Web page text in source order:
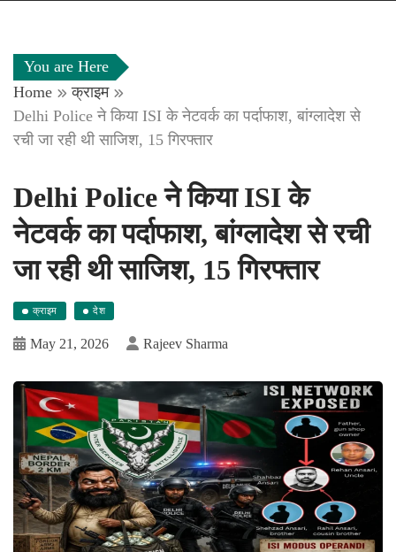
You are Here
Home
क्राइम
Delhi Police ने किया ISI के नेटवर्क का पर्दाफाश, बांग्लादेश से
रची जा रही थी साजिश, 15 गिरफ्तार
Delhi Police ने किया ISI के
नेटवर्क का पर्दाफाश, बांग्लादेश से रची
जा रही थी साजिश, 15 गिरफ्तार
क्राइम देश
May 21, 2026 Rajeev Sharma